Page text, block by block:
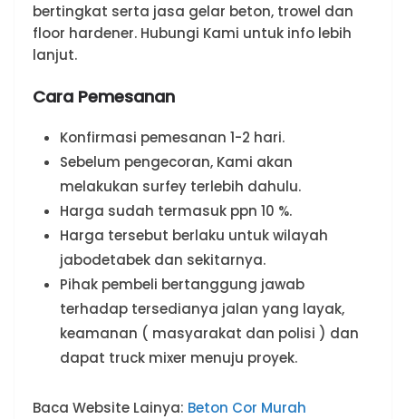
bertingkat serta jasa gelar beton, trowel dan
floor hardener. Hubungi Kami untuk info lebih
lanjut.
Cara Pemesanan
Konfirmasi pemesanan 1-2 hari.
Sebelum pengecoran, Kami akan
melakukan surfey terlebih dahulu.
Harga sudah termasuk ppn 10 %.
Harga tersebut berlaku untuk wilayah
jabodetabek dan sekitarnya.
Pihak pembeli bertanggung jawab
terhadap tersedianya jalan yang layak,
keamanan ( masyarakat dan polisi ) dan
dapat truck mixer menuju proyek.
Baca Website Lainya: Beton Cor Murah